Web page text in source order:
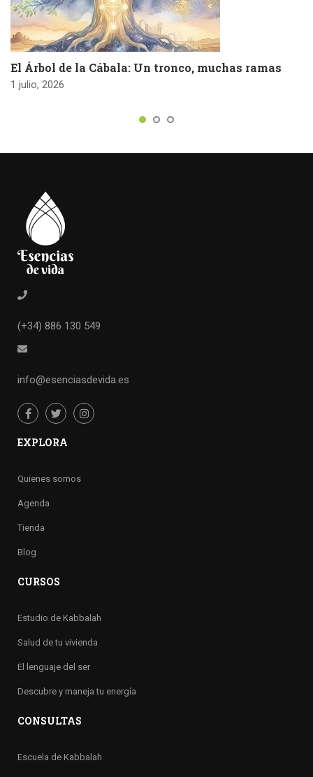
El Árbol de la Cábala: Un tronco, muchas ramas
1 julio, 2026
(+34) 886 130 549
info@esenciasdevida.es
EXPLORA
Quienes somos
Agenda
Tienda
Blog
CURSOS
Estudio de Kabbalah
Salud de tu vivienda
El lenguaje del ser
Descubre y maneja tu energía
CONSULTAS
Escuela de Kabbalah